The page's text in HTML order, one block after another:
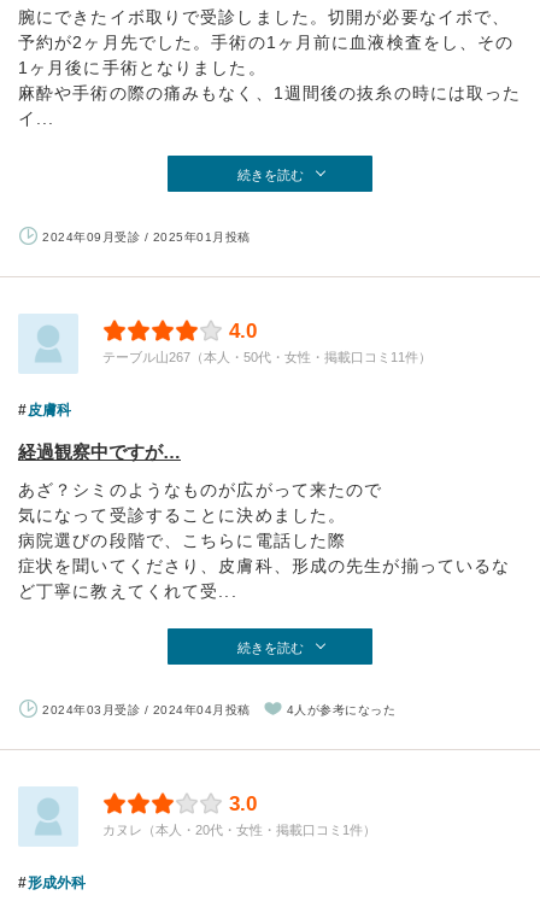
腕にできたイボ取りで受診しました。切開が必要なイボで、
予約が2ヶ月先でした。手術の1ヶ月前に血液検査をし、その
1ヶ月後に手術となりました。
麻酔や手術の際の痛みもなく、1週間後の抜糸の時には取った
イ...
続きを読む
2024年09月受診 / 2025年01月投稿
4.0
テーブル山267（本人・50代・女性・掲載口コミ11件）
皮膚科
経過観察中ですが…
あざ？シミのようなものが広がって来たので
気になって受診することに決めました。
病院選びの段階で、こちらに電話した際
症状を聞いてくださり、皮膚科、形成の先生が揃っているな
ど丁寧に教えてくれて受...
続きを読む
2024年03月受診 / 2024年04月投稿 4人が参考になった
3.0
カヌレ（本人・20代・女性・掲載口コミ1件）
形成外科